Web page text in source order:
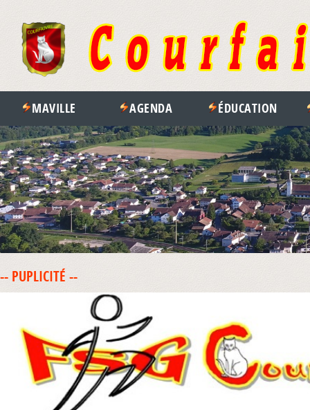
MAVILLE AGENDA ÉDUCATION
-- PUPLICITÉ --